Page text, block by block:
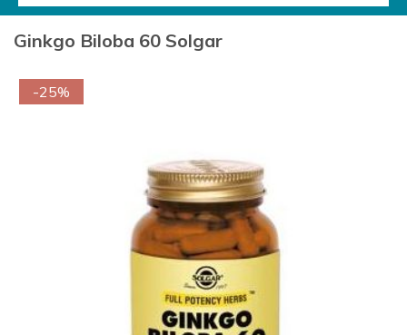
Ginkgo Biloba 60 Solgar
-25%